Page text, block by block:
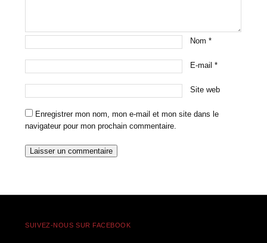
Nom*
E-mail*
Site web
Enregistrer mon nom, mon e-mail et mon site dans le
navigateur pour mon prochain commentaire.
SUIVEZ-NOUS SUR FACEBOOK